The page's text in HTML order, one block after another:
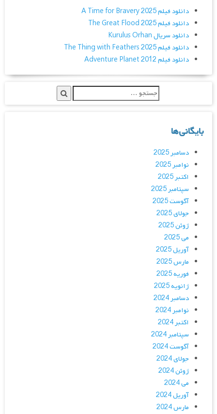
دانلود فیلم A Time for Bravery 2025
دانلود فیلم The Great Flood 2025
دانلود سریال Kurulus Orhan
دانلود فیلم The Thing with Feathers 2025
دانلود فیلم Adventure Planet 2012
بایگانی‌ها
دسامبر 2025
نوامبر 2025
اکتبر 2025
سپتامبر 2025
آگوست 2025
جولای 2025
ژوئن 2025
می 2025
آوریل 2025
مارس 2025
فوریه 2025
ژانویه 2025
دسامبر 2024
نوامبر 2024
اکتبر 2024
سپتامبر 2024
آگوست 2024
جولای 2024
ژوئن 2024
می 2024
آوریل 2024
مارس 2024